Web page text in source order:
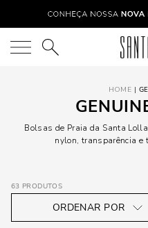
O que você está
Bolsas de Praia da Santa
nylon, transparência e
63 PRODUTOS